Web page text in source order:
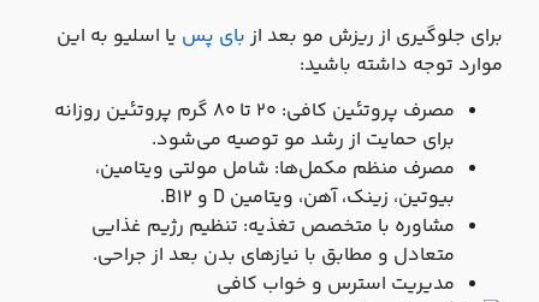
برای جلوگیری از ریزش مو بعد ازبای پسیا اسلیو به این
موارد توجه داشته باشید:
مصرف پروتئین کافی: ۲۰ تا ۸۰ گرم پروتئین روزانه
برای حمایت از رشد مو توصیه می‌شود.
مصرف منظم مکمل‌ها: شامل مولتی‌ ویتامین،
بیوتین، زینک، آهن، ویتامین D و B12.
مشاوره با متخصص تغذیه: تنظیم رژیم غذایی
متعادل و مطابق با نیازهای بدن بعد از جراحی.
مدیریت استرس و خواب کافی